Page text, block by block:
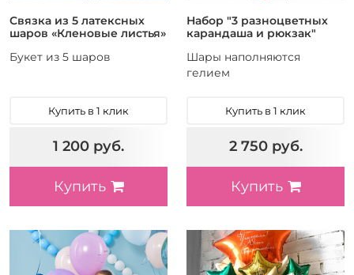
Связка из 5 латексных
шаров «Кленовые листья»
Букет из 5 шаров
Купить в 1 клик
1 200 руб.
Купить
Набор "3 разноцветных
карандаша и рюкзак"
Шары наполняются
гелием
Купить в 1 клик
2 750 руб.
Купить